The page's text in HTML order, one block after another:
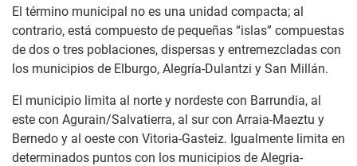
El término municipal no es una unidad compacta; al
contrario, está compuesto de pequeñas “islas” compuestas
de dos o tres poblaciones, dispersas y entremezcladas con
los municipios de Elburgo, Alegría-Dulantzi y San Millán.
El municipio limita al norte y nordeste con Barrundia, al
este con Agurain/Salvatierra, al sur con Arraia-Maeztu y
Bernedo y al oeste con Vitoria-Gasteiz. Igualmente limita en
determinados puntos con los municipios de Alegria-